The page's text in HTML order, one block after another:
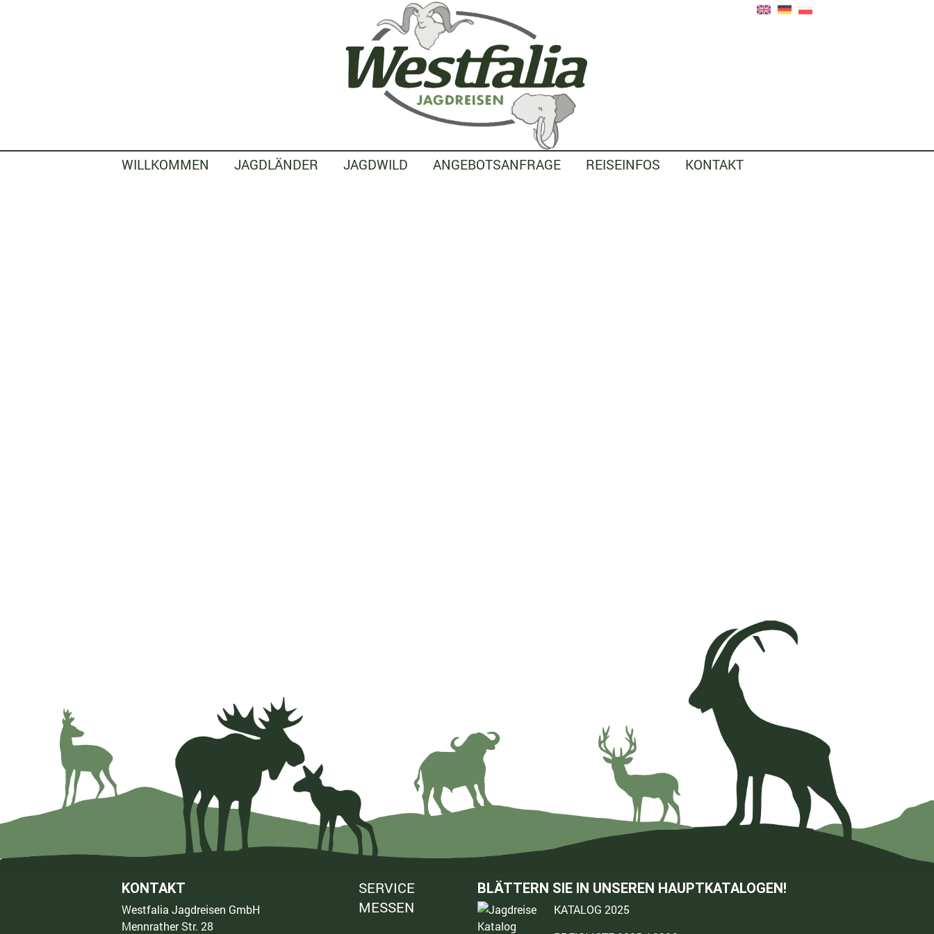
WILLKOMMEN JAGDLÄNDER JAGDWILD ANGEBOTSANFRAGE REISEINFOS KONTAKT
KONTAKT
Westfalia Jagdreisen GmbH
Mennrather Str. 28
SERVICE
MESSEN
BLÄTTERN SIE IN UNSEREN HAUPTKATALOGEN!
KATALOG 2025